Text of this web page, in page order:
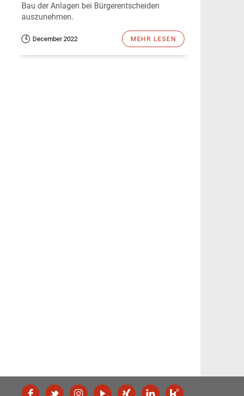
Bau der Anlagen bei Bürgerentscheiden
auszunehmen.
December 2022 MEHR LESEN